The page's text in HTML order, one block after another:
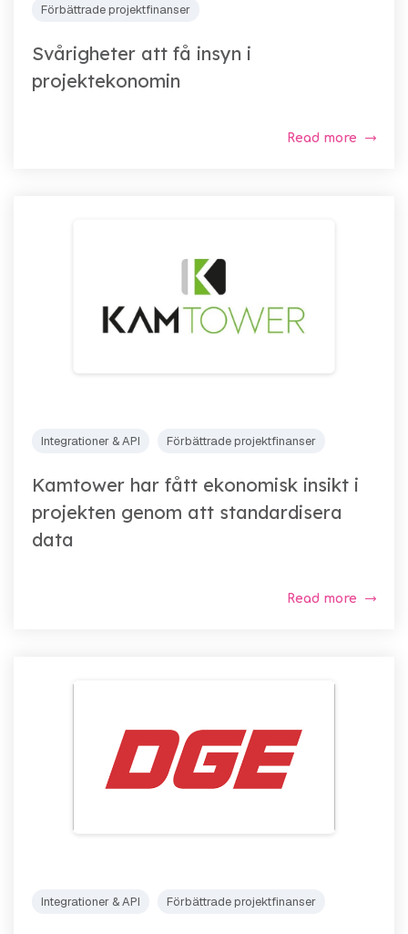
Förbättrade projektfinanser
Svårigheter att få insyn i
projektekonomin
Read more
Integrationer & API Förbättrade projektfinanser
Kamtower har fått ekonomisk insikt i
projekten genom att standardisera
data
Read more
Integrationer & API Förbättrade projektfinanser